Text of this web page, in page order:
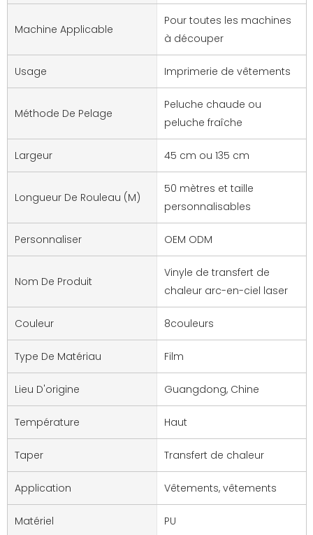
Machine Applicable
Pour toutes les machines
à découper
Usage Imprimerie de vêtements
Méthode De Pelage
Peluche chaude ou
peluche fraîche
Largeur 45 cm ou 135 cm
Longueur De Rouleau (M)
50 mètres et taille
personnalisables
Personnaliser OEM ODM
Nom De Produit
Vinyle de transfert de
chaleur arc-en-ciel laser
Couleur 8couleurs
Type De Matériau Film
Lieu D'origine Guangdong, Chine
Température Haut
Taper Transfert de chaleur
Application Vêtements, vêtements
Matériel PU